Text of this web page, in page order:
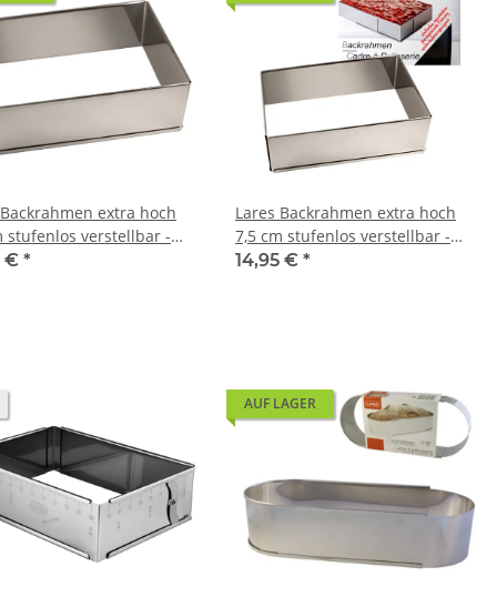
extra hoch
stufenlos verstellbar -
Tortenring eckig
€ *
Lares Backrahmen extra hoch
7,5 cm stufenlos verstellbar -
Backrand Tortenring eckig
14,95 € *
AUF LAGER